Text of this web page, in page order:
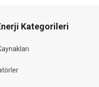
Kategorileri